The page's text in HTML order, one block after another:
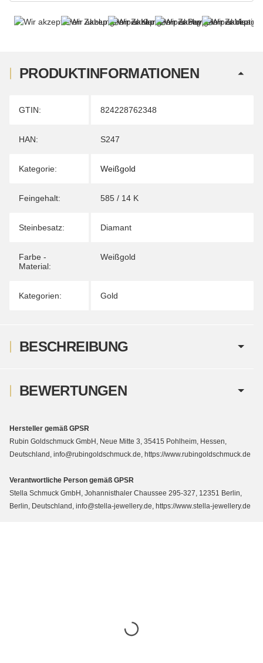
PRODUKTINFORMATIONEN
Produkteigenschaft
Wert
GTIN: 824228762348
HAN: S247
Kategorie: Weißgold
Feingehalt: 585 / 14 K
Steinbesatz: Diamant
Farbe -
Material:
Weißgold
Kategorien: Gold
BESCHREIBUNG
BEWERTUNGEN
Hersteller gemäß GPSR
Rubin Goldschmuck GmbH, Neue Mitte 3, 35415 Pohlheim, Hessen,
Deutschland, info@rubingoldschmuck.de, https://www.rubingoldschmuck.de
Verantwortliche Person gemäß GPSR
Stella Schmuck GmbH, Johannisthaler Chaussee 295-327, 12351 Berlin,
Berlin, Deutschland, info@stella-jewellery.de, https://www.stella-jewellery.de